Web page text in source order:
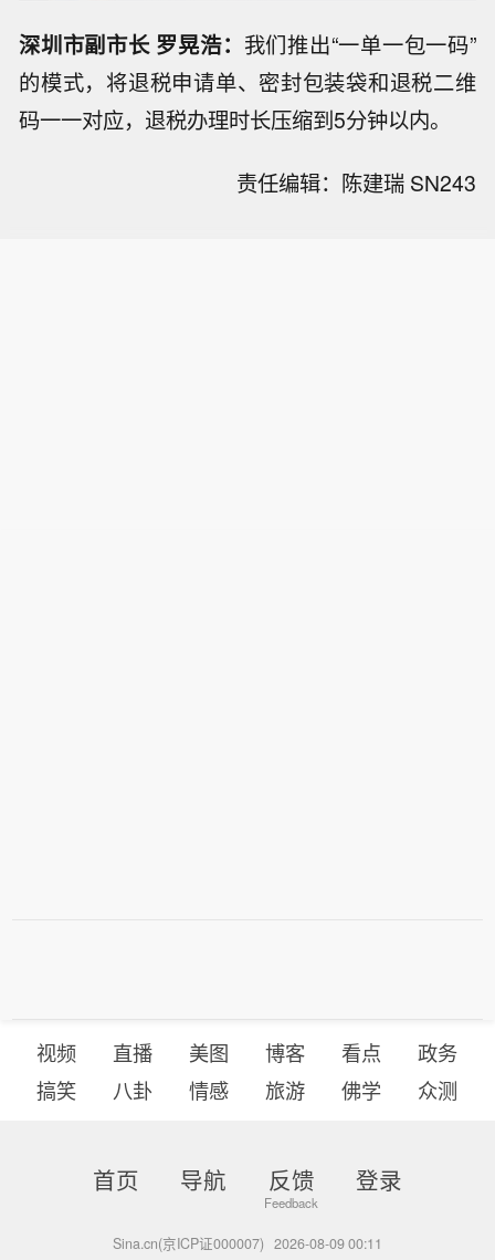
深圳市副市长 罗晃浩： 我们推出“一单一包一码”
的模式，将退税申请单、密封包装袋和退税二维
码一一对应，退税办理时长压缩到5分钟以内。
责任编辑：陈建瑞 SN243
视频 直播 美图 博客 看点
政务
搞笑
八卦 情感 旅游 佛学 众测
首页 导航 反馈 登录
Sina.cn(京ICP证000007) 2026-08-09 00:11